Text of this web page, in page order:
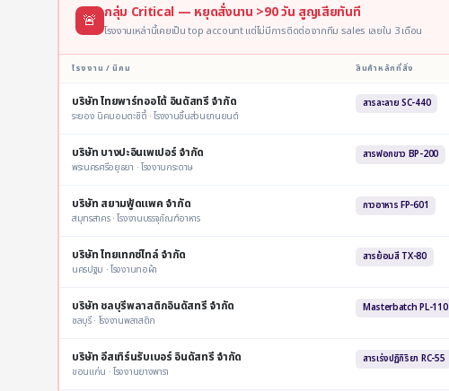
🚨 กลุ่ม Critical — หยุดสั่งนาน >90 วัน สูญเสียทันที
โรงงานเหล่านี้เคยเป็น top account แต่ไม่มีการติดต่อจากทีม sales เลยใน 3 เดือน
โรงงาน / นิคม สินค้าหลักที่สั่ง
บริษัท ไทยพาร์ทออโต้ อินดัสทรี จำกัด
ระยอง นิคมอมตะซิตี้ · โรงงานชิ้นส่วนยานยนต์
สารละลาย SC-440
บริษัท บางปะอินเพเปอร์ จำกัด
พระนครศรีอยุธยา · โรงงานกระดาษ
สารฟอกขาว BP-200
บริษัท สยามฟู้ดแพค จำกัด
สมุทรสาคร · โรงงานบรรจุภัณฑ์อาหาร
กาวอาหาร FP-601
บริษัท ไทยเทกซ์ไทล์ จำกัด
นครปฐม · โรงงานทอผ้า
สารย้อมสี TX-80
บริษัท ชลบุรีพลาสติกอินดัสทรี จำกัด
ชลบุรี · โรงงานพลาสติก
Masterbatch PL-110
บริษัท อีสเทิร์นรับเบอร์ อินดัสทรี จำกัด
ขอนแก่น · โรงงานยางพารา
สารเร่งปฏิกิริยา RC-55